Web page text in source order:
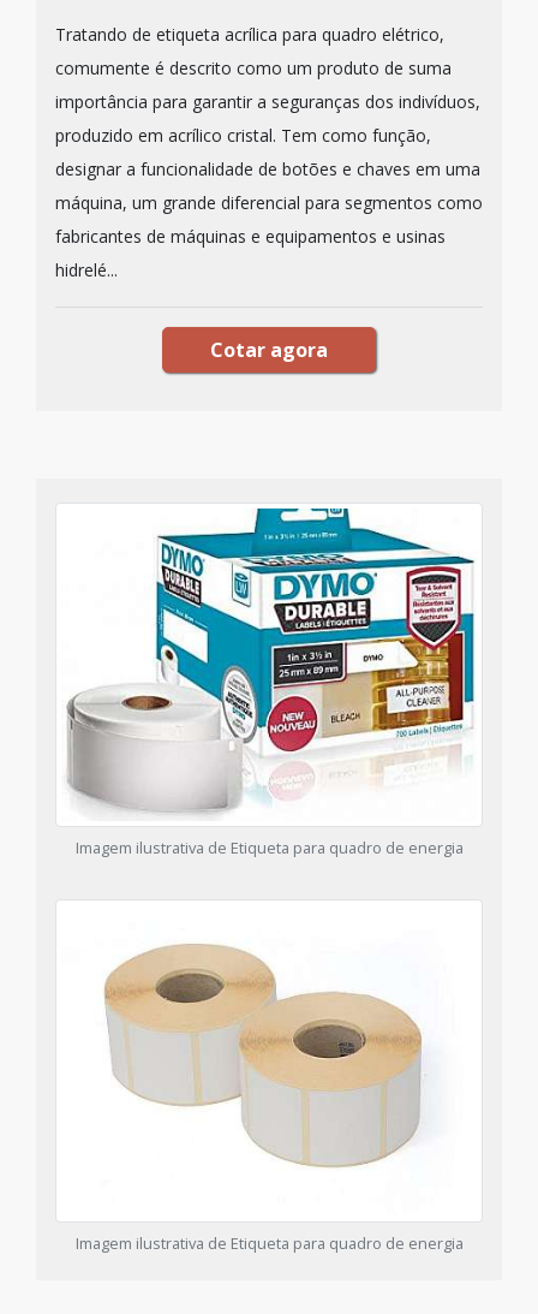
Tratando de etiqueta acrílica para quadro elétrico,
comumente é descrito como um produto de suma
importância para garantir a seguranças dos indivíduos,
produzido em acrílico cristal. Tem como função,
designar a funcionalidade de botões e chaves em uma
máquina, um grande diferencial para segmentos como
fabricantes de máquinas e equipamentos e usinas
hidrelé...
Cotar agora
Imagem ilustrativa de Etiqueta para quadro de energia
Imagem ilustrativa de Etiqueta para quadro de energia